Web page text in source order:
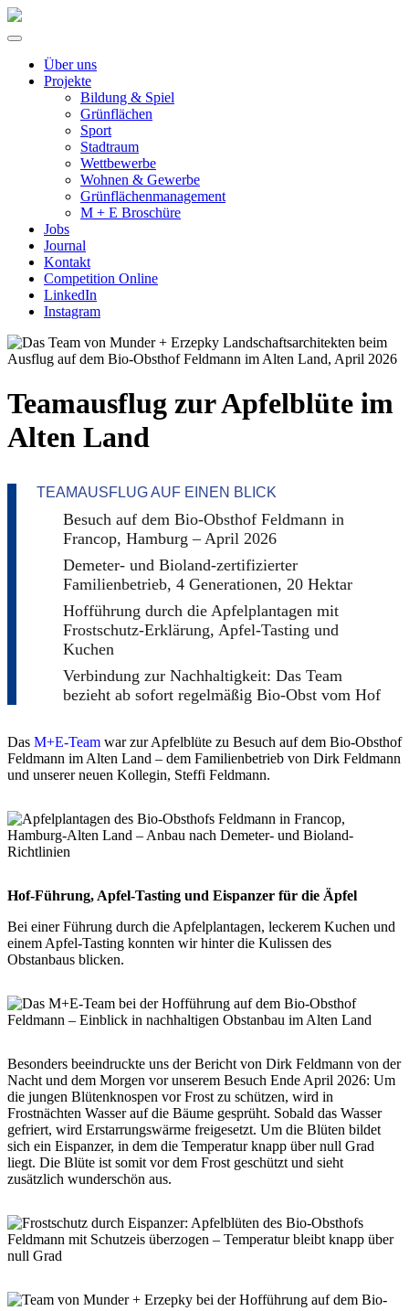
Über uns
Projekte
Bildung & Spiel
Grünflächen
Sport
Stadtraum
Wettbewerbe
Wohnen & Gewerbe
Grünflächenmanagement
M + E Broschüre
Jobs
Journal
Kontakt
Competition Online
LinkedIn
Instagram
Teamausflug zur Apfelblüte im
Alten Land
TEAMAUSFLUG AUF EINEN BLICK
Besuch auf dem Bio-Obsthof Feldmann in
Francop, Hamburg – April 2026
Demeter- und Bioland-zertifizierter
Familienbetrieb, 4 Generationen, 20 Hektar
Hofführung durch die Apfelplantagen mit
Frostschutz-Erklärung, Apfel-Tasting und
Kuchen
Verbindung zur Nachhaltigkeit: Das Team
bezieht ab sofort regelmäßig Bio-Obst vom Hof
Das M+E-Team war zur Apfelblüte zu Besuch auf dem Bio-Obsthof
Feldmann im Alten Land – dem Familienbetrieb von Dirk Feldmann
und unserer neuen Kollegin, Steffi Feldmann.
Hof-Führung, Apfel-Tasting und Eispanzer für die Äpfel
Bei einer Führung durch die Apfelplantagen, leckerem Kuchen und
einem Apfel-Tasting konnten wir hinter die Kulissen des
Obstanbaus blicken.
Besonders beeindruckte uns der Bericht von Dirk Feldmann von der
Nacht und dem Morgen vor unserem Besuch Ende April 2026: Um
die jungen Blütenknospen vor Frost zu schützen, wird in
Frostnächten Wasser auf die Bäume gesprüht. Sobald das Wasser
gefriert, wird Erstarrungswärme freigesetzt. Um die Blüten bildet
sich ein Eispanzer, in dem die Temperatur knapp über null Grad
liegt. Die Blüte ist somit vor dem Frost geschützt und sieht
zusätzlich wunderschön aus.